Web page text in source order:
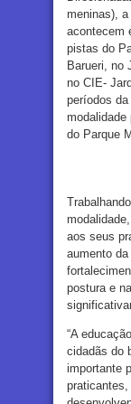
meninas),
acontecem
pistas do
Barueri, no
no CIE-
períodos
modalidade
do Parque
aos seus
aumento
postura e
“A
cidadãs do
importante